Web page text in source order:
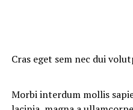
Cras eget sem nec dui
Morbi interdum mollis